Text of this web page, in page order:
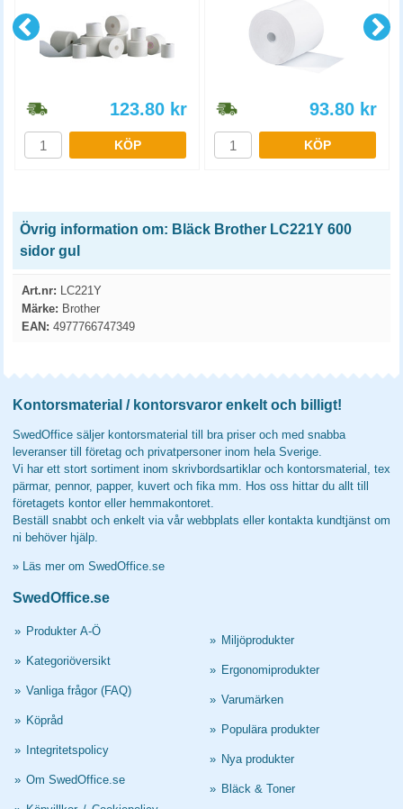
123.80 kr
KÖP
93.80 kr
KÖP
Övrig information om: Bläck Brother LC221Y 600
sidor gul
Art.nr: LC221Y
Märke: Brother
EAN: 4977766747349
Kontorsmaterial / kontorsvaror enkelt och billigt!
SwedOffice säljer kontorsmaterial till bra priser och med snabba
leveranser till företag och privatpersoner inom hela Sverige.
Vi har ett stort sortiment inom skrivbordsartiklar och kontorsmaterial, tex
pärmar, pennor, papper, kuvert och fika mm. Hos oss hittar du allt till
företagets kontor eller hemmakontoret.
Beställ snabbt och enkelt via vår webbplats eller kontakta kundtjänst om
ni behöver hjälp.
» Läs mer om SwedOffice.se
SwedOffice.se
» Produkter A-Ö
» Kategoriöversikt
» Vanliga frågor (FAQ)
» Köpråd
» Integritetspolicy
» Om SwedOffice.se
» Miljöprodukter
» Ergonomiprodukter
» Varumärken
» Populära produkter
» Nya produkter
» Bläck & Toner